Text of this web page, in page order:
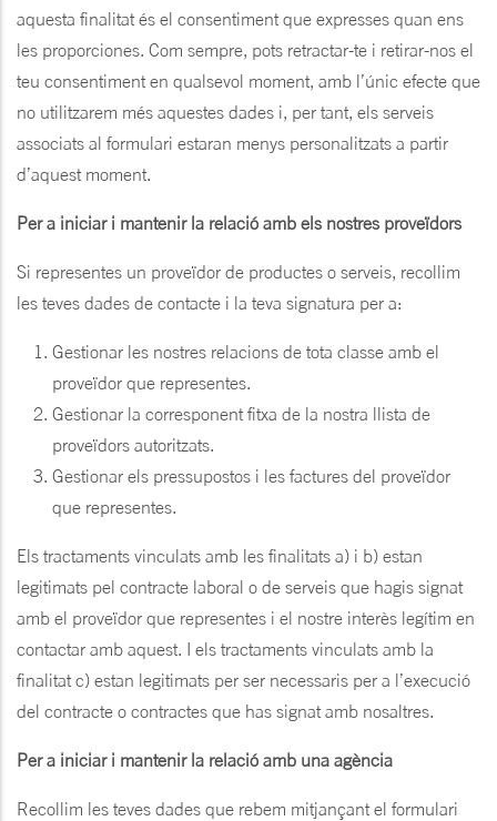
aquesta finalitat és el consentiment que expresses quan ens
les proporciones. Com sempre, pots retractar-te i retirar-nos el
teu consentiment en qualsevol moment, amb l’únic efecte que
no utilitzarem més aquestes dades i, per tant, els serveis
associats al formulari estaran menys personalitzats a partir
d’aquest moment.
Per a iniciar i mantenir la relació amb els nostres proveïdors
Si representes un proveïdor de productes o serveis, recollim
les teves dades de contacte i la teva signatura per a:
Gestionar les nostres relacions de tota classe amb el
proveïdor que representes.
Gestionar la corresponent fitxa de la nostra llista de
proveïdors autoritzats.
Gestionar els pressupostos i les factures del proveïdor
que representes.
Els tractaments vinculats amb les finalitats ‎a) i ‎b) estan
legitimats pel contracte laboral o de serveis que hagis signat
amb el proveïdor que representes i el nostre interès legítim en
contactar amb aquest. I els tractaments vinculats amb la
finalitat ‎c) estan legitimats per ser necessaris per a l’execució
del contracte o contractes que has signat amb nosaltres.
Per a iniciar i mantenir la relació amb una agència
Recollim les teves dades que rebem mitjançant el formulari